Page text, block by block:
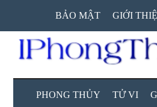
main
content
secondary
menu
primary
sidebar
BẢO MẬT GIỚI
PHONG THỦY TỬ VI